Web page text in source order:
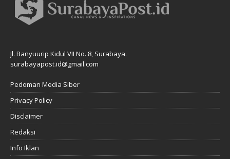
Jl. Banyuurip Kidul VII No. 8, Surabaya.
surabayapost.id@gmail.com
Pedoman Media Siber
Privacy Policy
Disclaimer
Redaksi
Info Iklan